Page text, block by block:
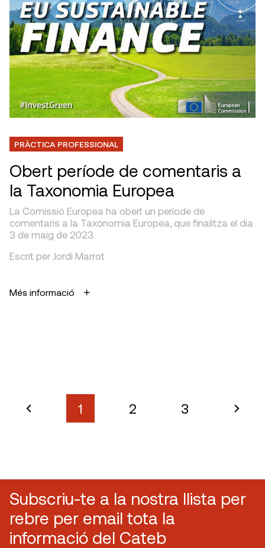
PRÀCTICA PROFESSIONAL
Obert període de comentaris a
la Taxonomia Europea
La Comissió Europea ha obert un període de
comentaris a la Taxonomia Europea, que finalitza el dia
3 de maig de 2023.
Escrit per Jordi Marrot
Més informació
1 2 3
Subscriu-te a la nostra llista per
rebre per email tota la
informació del Cateb